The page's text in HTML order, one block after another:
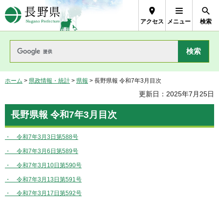
長野県Nagano Prefecture
アクセス メニュー 検索
ホーム > 県政情報・統計 > 県報 > 長野県報 令和7年3月目次
更新日：2025年7月25日
長野県報 令和7年3月目次
・ 令和7年3月3日第588号
・ 令和7年3月6日第589号
・ 令和7年3月10日第590号
・ 令和7年3月13日第591号
・ 令和7年3月17日第592号